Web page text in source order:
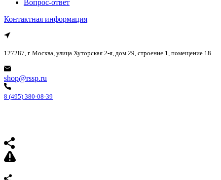
Вопрос-ответ
Контактная информация
127287, г. Москва, улица Хуторская 2-я, дом 29, строение 1, помещение 18
shop@rssp.ru
8 (495) 380-08-39